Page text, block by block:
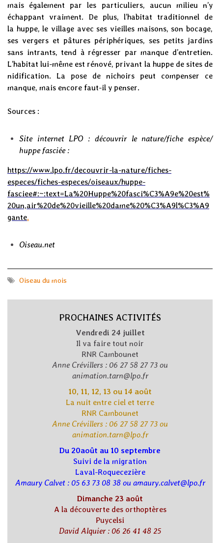
mais également par les particuliers, aucun milieu n’y
échappant vraiment. De plus, l’habitat traditionnel de
la huppe, le village avec ses vieilles maisons, sonbocage,
ses vergers et pâtures périphériques, ses petits jardins
sans intrants, tend à régresser par manque d’entretien.
L’habitat lui-même est rénové, privant la huppe de sites de
nidification. La pose de nichoirs peut compenser ce
manque, mais encore faut-il y penser.
Sources :
Site internet LPO : découvrir le nature/fiche espèce/
huppe fasciée :
https://www.lpo.fr/decouvrir-la-nature/fiches-
especes/fiches-especes/oiseaux/huppe-
fasciee#:~:text=La%20Huppe%20fasci%C3%A9e%20est%
20un,air%20de%20vieille%20dame%20%C3%A9l%C3%A9
gante.
Oiseau.net
Oiseau du mois
PROCHAINES ACTIVITÉS
Vendredi 24 juillet
Il va faire tout noir
RNR Cambounet
Anne Crévillers : 06 27 58 27 73 ou
animation.tarn@lpo.fr
10, 11, 12, 13 ou 14 août
La nuit entre ciel et terre
RNR Cambounet
Anne Crévillers : 06 27 58 27 73 ou
animation.tarn@lpo.fr
Du 20août au 10 septembre
Suivi de la migration
Laval-Roquecezière
Amaury Calvet : 05 63 73 08 38 ou amaury.calvet@lpo.fr
Dimanche 23 août
A la découverte des orthoptères
Puycelsi
David Alquier : 06 26 41 48 25